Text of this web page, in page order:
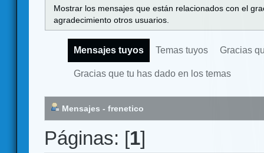
Mostrar los mensajes que están relacionados con el
agradecimiento otros usuarios.
Mensajes tuyos Temas tuyos Gracias
Gracias que tu has dado en los temas
Mensajes - frenetico
Páginas: [1]